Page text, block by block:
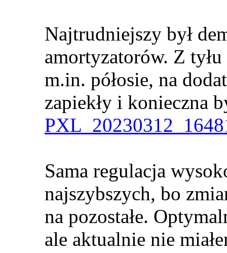
Najtrudniejszy był
amortyzatorów. Z
m.in. półosie, na
zapiekły i konieczna
Sama regulacja
najszybszych, bo
na pozostałe.
ale aktualnie nie